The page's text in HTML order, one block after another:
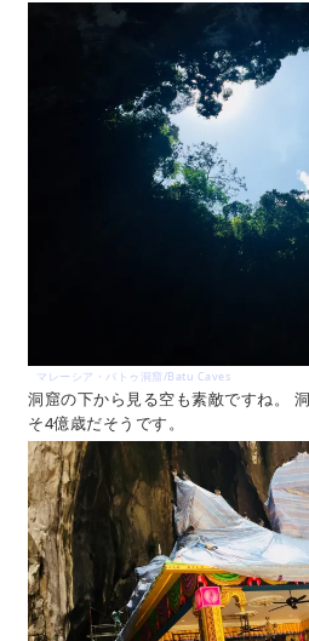
マレーシア・バトゥ洞窟/Batu Caves
洞窟の下から見る空も素敵ですね。
そ4億歳だそうです。